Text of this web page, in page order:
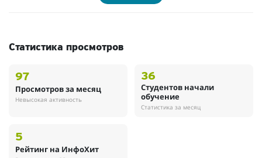
Статистика просмотров
97
Просмотров за месяц
Невысокая активность
36
Студентов начали
обучение
Статистика за месяц
5
Рейтинг на ИнфоХит